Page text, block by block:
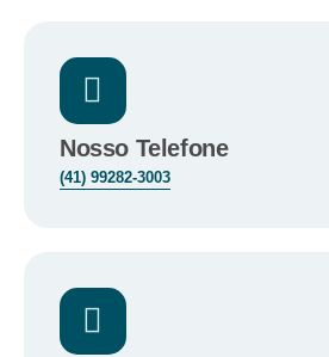
Nosso Telefone
(41) 99282-3003